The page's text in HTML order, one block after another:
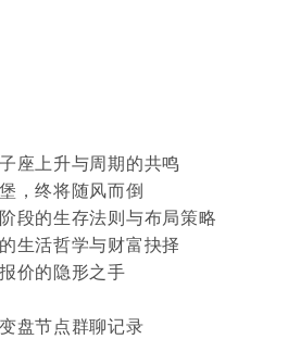
座上升与周期的共鸣
，终将随风而倒
段的生存法则与布局策略
生活哲学与财富抉择
价的隐形之手
盘节点群聊记录